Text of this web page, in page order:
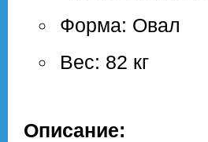
Форма: Овал
Вес: 82 кг
Описание: